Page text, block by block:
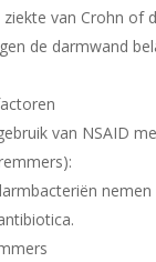
ziekte van Crohn of
de darmwand
van NSAID